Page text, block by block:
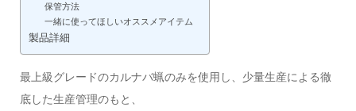
保管方法
一緒に使ってほしいオススメアイテム
製品詳細
最上級グレードのカルナバ蝋のみを使用し、少量生産による徹
底した生産管理のもと、